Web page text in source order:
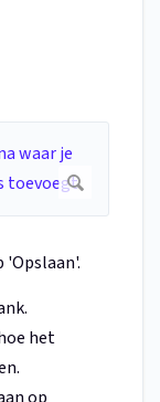
'Opslaan'.
het